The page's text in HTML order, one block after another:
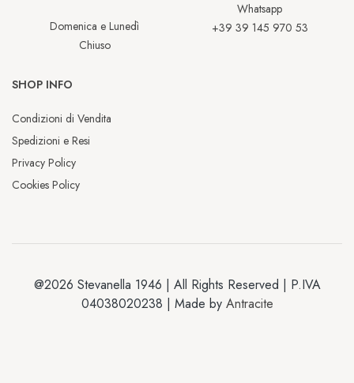
Domenica e Lunedì
Chiuso
Whatsapp
+39 39 145 970 53
SHOP INFO
Condizioni di Vendita
Spedizioni e Resi
Privacy Policy
Cookies Policy
@2026 Stevanella 1946 | All Rights Reserved | P.IVA
04038020238 | Made by Antracite